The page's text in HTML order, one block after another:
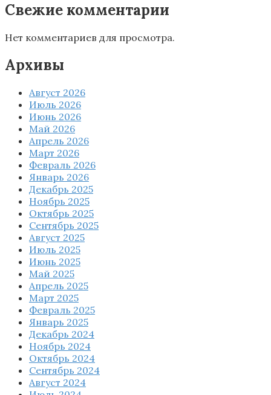
Свежие комментарии
Нет комментариев для просмотра.
Архивы
Август 2026
Июль 2026
Июнь 2026
Май 2026
Апрель 2026
Март 2026
Февраль 2026
Январь 2026
Декабрь 2025
Ноябрь 2025
Октябрь 2025
Сентябрь 2025
Август 2025
Июль 2025
Июнь 2025
Май 2025
Апрель 2025
Март 2025
Февраль 2025
Январь 2025
Декабрь 2024
Ноябрь 2024
Октябрь 2024
Сентябрь 2024
Август 2024